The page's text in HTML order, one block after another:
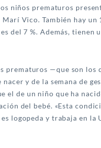
niños prematuros
Vico. También hay
del 7 %. Además,
prematuros —que son
y de la semana de
el de un niño que ha
del bebé. «Esta
logopeda y trabaja en